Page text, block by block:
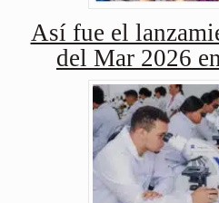
Así fue el
del Mar 2026